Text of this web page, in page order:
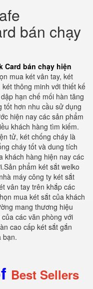
bán chạy
Card bán chạy hiện
mua két vân tay, két
thông minh với thiết kế
hạn chế mối hàn tăng
hơn nhu cầu sử dụng
hiện nay các sản phẩm
khách hàng tìm kiếm.
tử, két chống cháy là
cháy tốt và dung tích
khách hàng hiện nay các
phẩm két sắt welko
máy công ty két sắt
vân tay trên khắp các
mua két sắt của khách
mang thương hiệu
các văn phòng với
cao cấp két sắt gắn
bạn.
Best Sellers